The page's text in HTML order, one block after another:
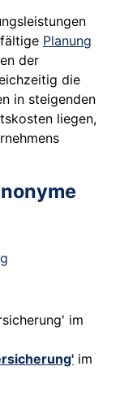
Planung
der
die
in steigenden
liegen,
im
im